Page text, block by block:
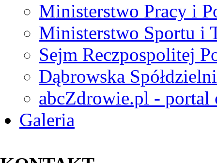
Ministerstwo Pracy i
Ministerstwo Sportu i
Sejm Reczpospolitej
Dąbrowska
abcZdrowie.pl - portal
Galeria